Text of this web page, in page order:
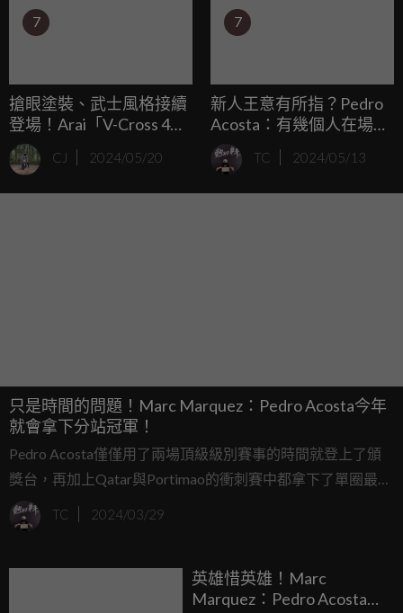
7
搶眼塗裝、武士風格接續
登場！Arai「V-Cross 4
Battle」、「RX-7X
PEDROSASHOGUN」即
CJ 2024/05/20
7
新人王意有所指？Pedro
Acosta：有幾個人在場上
做奇怪的事情... ...
TC 2024/05/13
只是時間的問題！Marc Marquez：Pedro Acosta今年
就會拿下分站冠軍！
Pedro Acosta僅僅用了兩場頂級級別賽事的時間就登上了頒
獎台，再加上Qatar與Portimao的衝刺賽中都拿下了單圈最
速，這位級別菜鳥要在本賽季拿下分站冠軍已經昇華到了是
「時間問題」而非「能力問題」。
TC 2024/03/29
英雄惜英雄！Marc
Marquez：Pedro Acosta的